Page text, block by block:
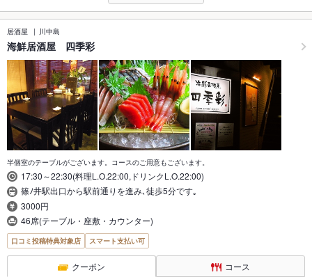
居酒屋 川中島
海鮮居酒屋 四季彩
半個室のテーブルがございます。コースのご用意もございます。
17:30～22:30(料理L.O.22:00,ドリンクL.O.22:00)
篠ﾉ井駅出口から駅前通りを進み､徒歩5分です｡
3000円
46席(テーブル・座敷・カウンター)
口コミ投稿特典対象店 スマート支払い可
クーポン コース